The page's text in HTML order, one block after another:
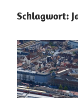
Schlagwort: